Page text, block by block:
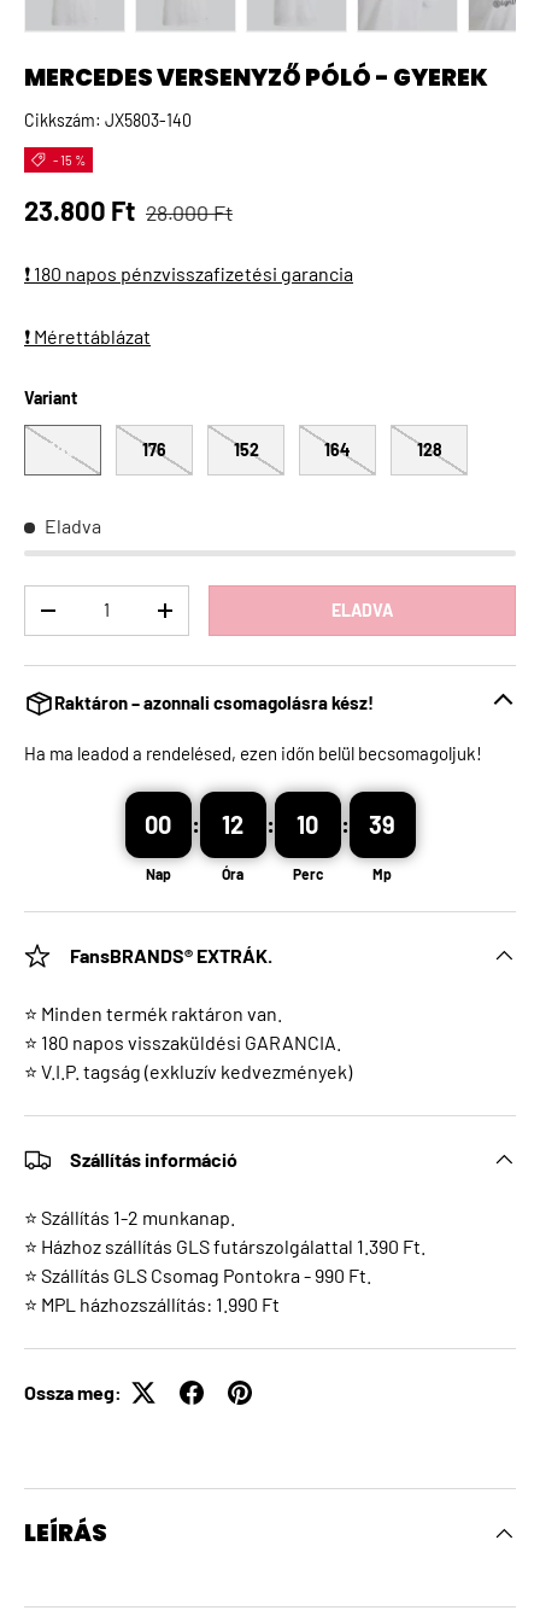
MERCEDES VERSENYZŐ PÓLÓ - GYEREK
Cikkszám: JX5803-140
- 15 %
Eladási ár
23.800 Ft Normál ár
28.000 Ft
❗ 180 napos pénzvisszafizetési garancia
❗ Mérettáblázat
Variant
140 176 152 164 128
Eladva
ELADVA
Raktáron – azonnali csomagolásra kész!
Ha ma leadod a rendelésed, ezen időn belül becsomagoljuk!
00
Nap
: 12
Óra
: 10
Perc
: 39
Mp
FansBRANDS® EXTRÁK.
⭐ Minden termék raktáron van.
⭐ 180 napos visszaküldési GARANCIA.
⭐ V.I.P. tagság (exkluzív kedvezmények)
Szállítás információ
⭐ Szállítás 1-2 munkanap.
⭐ Házhoz szállítás GLS futárszolgálattal 1.390 Ft.
⭐ Szállítás GLS Csomag Pontokra - 990 Ft.
⭐ MPL házhozszállítás: 1.990 Ft
Ossza meg:
LEÍRÁS